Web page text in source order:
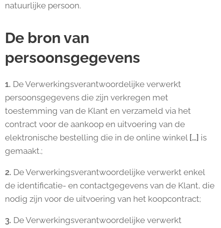
natuurlijke persoon.
De bron van
persoonsgegevens
1. De Verwerkingsverantwoordelijke verwerkt
persoonsgegevens die zijn verkregen met
toestemming van de Klant en verzameld via het
contract voor de aankoop en uitvoering van de
elektronische bestelling die in de online winkel […] is
gemaakt.;
2. De Verwerkingsverantwoordelijke verwerkt enkel
de identificatie- en contactgegevens van de Klant, die
nodig zijn voor de uitvoering van het koopcontract;
3. De Verwerkingsverantwoordelijke verwerkt